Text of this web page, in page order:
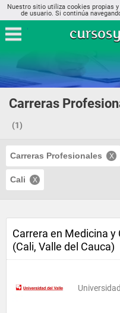
Nuestro sitio utiliza cookies propias
de usuario. Si continúa
Carreras
(1)
Carreras Profesionales
Cali
Carrera en Medicina y
(Cali, Valle del Cauca)